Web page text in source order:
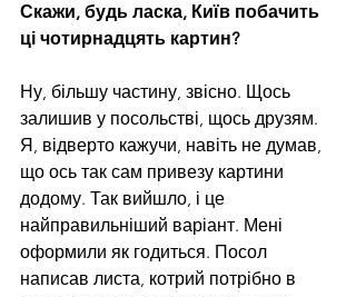
Скажи, будь ласка, Київ побачить
ці чотирнадцять картин?
Ну, більшу частину, звісно. Щось
залишив у посольстві, щось друзям.
Я, відверто кажучи, навіть не думав,
що ось так сам привезу картини
додому. Так вийшло, і це
найправильніший варіант. Мені
оформили як годиться. Посол
написав листа, котрий потрібно в